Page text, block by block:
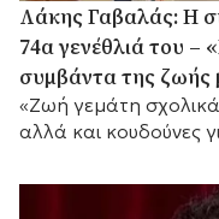
Λάκης Γαβαλάς: Η
74α γενέθλιά του –
συμβάντα της ζωής
«Ζωή γεμάτη
αλλά και κουδούνες